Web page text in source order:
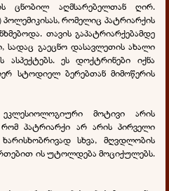
ცნობილ აღმსარებელთან ღირ.
პოლემიკისას, რომელიც პატრიარქის
თავის გაპატრიარქებამდე
გაეცნო დასავლეთის ახალი
ეს დოქტრინები იქნა
სტოდიელ ბერებთან მიმოწერის
მოტივი არის
რომ პატრიარქი არ არის პირველი
სხვა, მღვდლობის
ის უტოლდება მოციქულებს.